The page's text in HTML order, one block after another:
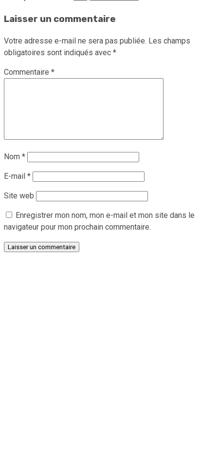
Laisser un commentaire
Votre adresse e-mail ne sera pas publiée. Les champs
obligatoires sont indiqués avec *
Commentaire *
Nom *
E-mail *
Site web
Enregistrer mon nom, mon e-mail et mon site dans le
navigateur pour mon prochain commentaire.